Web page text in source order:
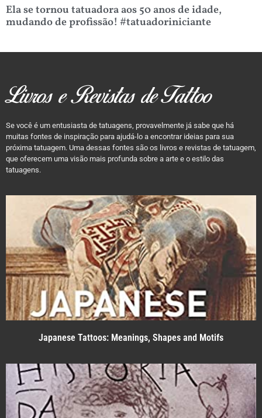
Ela se tornou tatuadora aos 50 anos de idade,
mudando de profissão! #tatuadoriniciante
Livros e Revistas de Tattoo
Se você é um entusiasta de tatuagens, provavelmente já sabe que há
muitas fontes de inspiração para ajudá-lo a encontrar ideias para sua
próxima tatuagem. Uma dessas fontes são os livros e revistas de tatuagem,
que oferecem uma visão mais profunda sobre a arte e o estilo das
tatuagens.
Japanese Tattoos: Meanings, Shapes and Motifs